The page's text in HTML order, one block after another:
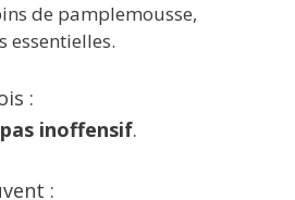
de pamplemousse,
essentielles.
:
inoffensif.
: